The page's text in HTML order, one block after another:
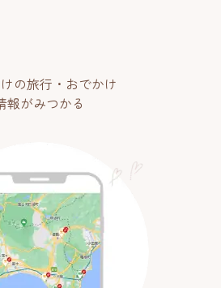
の旅行・おでかけ
報がみつかる